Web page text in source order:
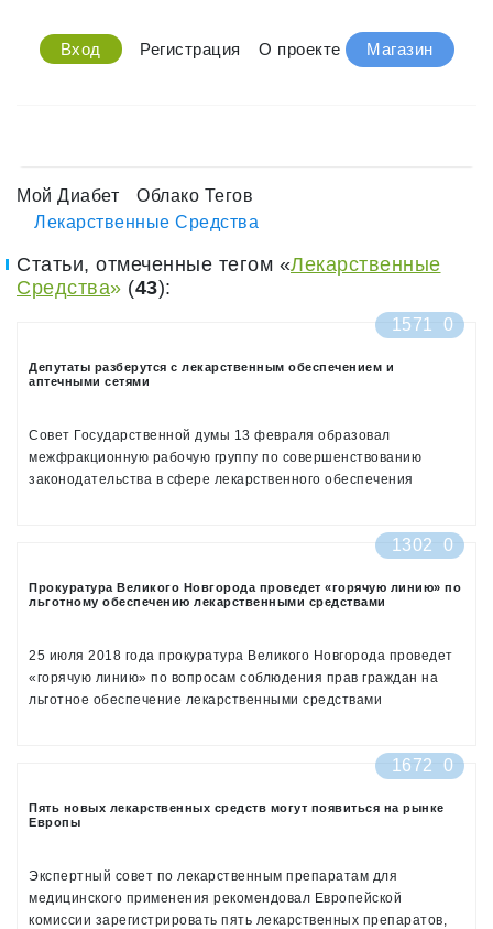
Вход Регистрация О проекте Магазин
Мой Диабет
Облако Тегов
Лекарственные Средства
Статьи, отмеченные тегом «Лекарственные
Средства» (43):
1571 0
Депутаты разберутся с лекарственным обеспечением и
аптечными сетями
Совет Государственной думы 13 февраля образовал
межфракционную рабочую группу по совершенствованию
законодательства в сфере лекарственного обеспечения
1302 0
Прокуратура Великого Новгорода проведет «горячую линию» по
льготному обеспечению лекарственными средствами
25 июля 2018 года прокуратура Великого Новгорода проведет
«горячую линию» по вопросам соблюдения прав граждан на
льготное обеспечение лекарственными средствами
1672 0
Пять новых лекарственных средств могут появиться на рынке
Европы
Экспертный совет по лекарственным препаратам для
медицинского применения рекомендовал Европейской
комиссии зарегистрировать пять лекарственных препаратов,